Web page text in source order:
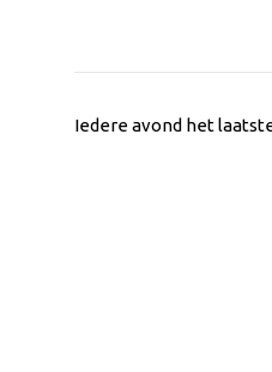
Iedere avond het